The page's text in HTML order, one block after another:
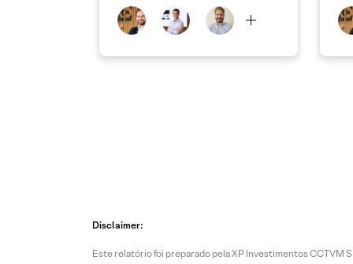
Disclaimer:
Este relatório foi preparado pela XP Investimentos CCTVM